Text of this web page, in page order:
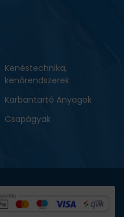
Kenéstechnika,
kenőrendszerek
Karbantartó Anyagok
Csapágyak